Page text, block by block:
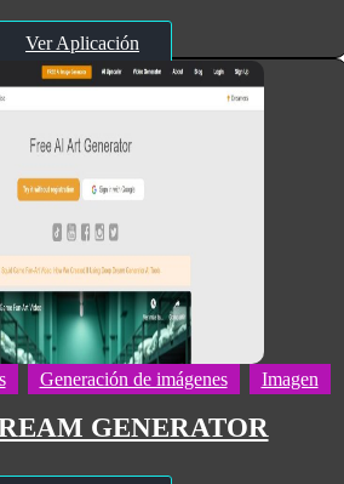
Ver Aplicación
Generación de imágenes Imagen
GENERATOR